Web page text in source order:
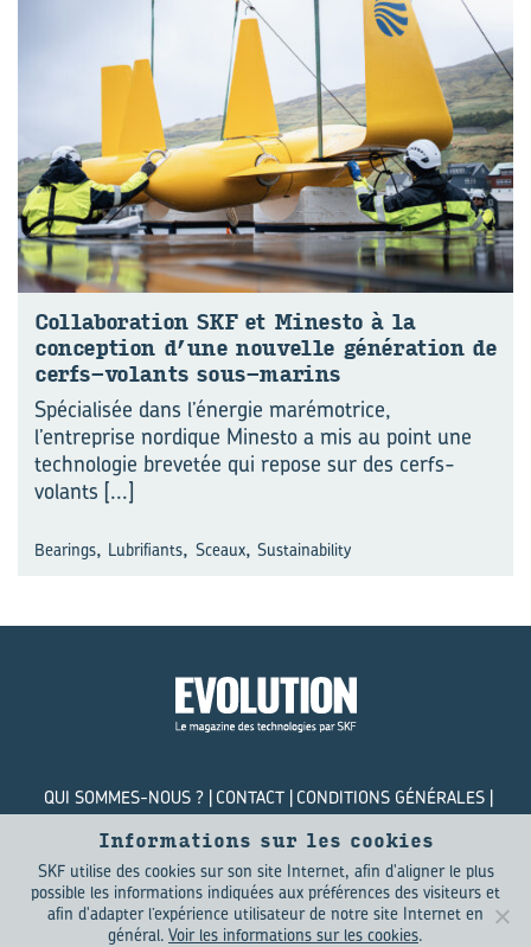
Col­la­bo­ra­tion SKF et Mi­nes­to à la
concep­tion d’une nou­velle gé­né­ra­tion de
cerfs-​volants sous-​marins
Spécialisée dans l’énergie marémotrice,
l’entreprise nordique Minesto a mis au point une
technologie brevetée qui repose sur des cerfs-
volants [...]
Bearings, Lubrifiants, Sceaux, Sustainability
QUI SOMMES-NOUS ? CONTACT
CONDITIONS GÉNÉRALES
© SKF Evolution 2026
Informations sur les cookies
SKF utilise des cookies sur son site Internet, afin d'aligner le plus
possible les informations indiquées aux préférences des visiteurs et
afin d'adapter l’expérience utilisateur de notre site Internet en
général. Voir les informations sur les cookies.